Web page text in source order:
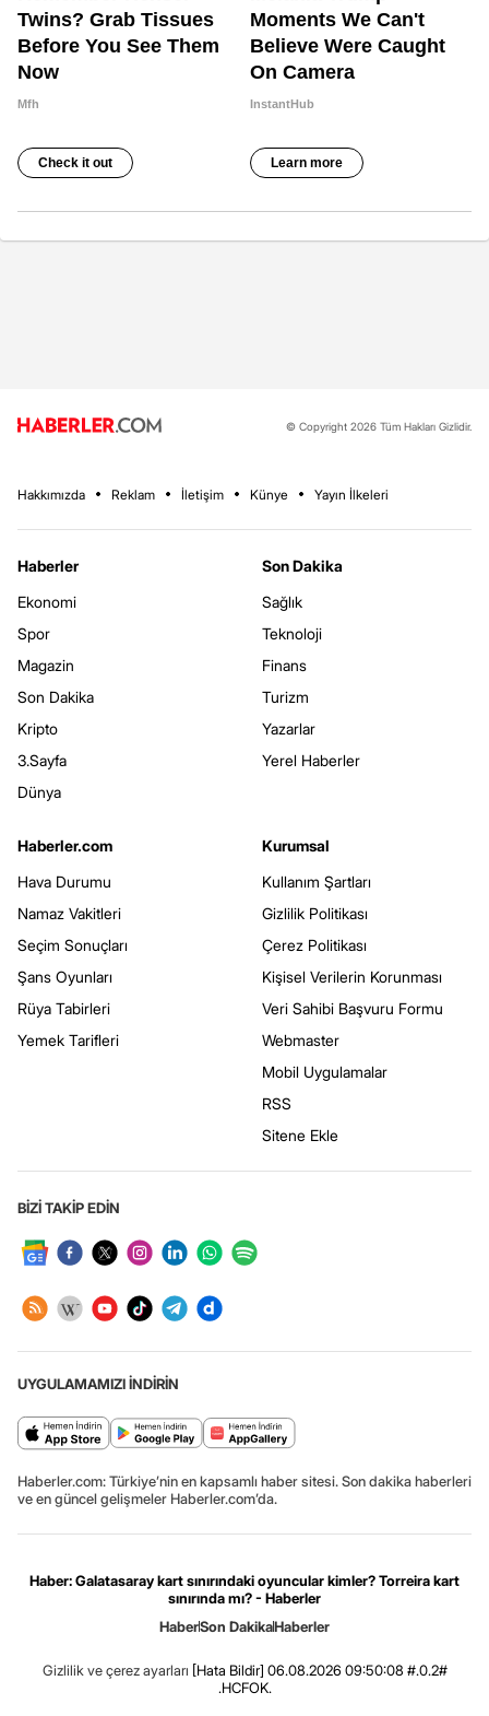
© Copyright 2026 Tüm Hakları Gizlidir.
Hakkımızda Reklam İletişim Künye Yayın İlkeleri
Haberler
Ekonomi
Spor
Magazin
Son Dakika
Kripto
3.Sayfa
Dünya
Son Dakika
Sağlık
Teknoloji
Finans
Turizm
Yazarlar
Yerel Haberler
Haberler.com
Hava Durumu
Namaz Vakitleri
Seçim Sonuçları
Şans Oyunları
Rüya Tabirleri
Yemek Tarifleri
Kurumsal
Kullanım Şartları
Gizlilik Politikası
Çerez Politikası
Kişisel Verilerin Korunması
Veri Sahibi Başvuru Formu
Webmaster
Mobil Uygulamalar
RSS
Sitene Ekle
BİZİ TAKİP EDİN
UYGULAMAMIZI İNDİRİN
Haberler.com: Türkiye’nin en kapsamlı haber sitesi. Son dakika haberleri
ve en güncel gelişmeler Haberler.com’da.
Haber: Galatasaray kart sınırındaki oyuncular kimler? Torreira kart
sınırında mı? - Haberler
HaberSon DakikaHaberler
Gizlilik ve çerez ayarları [Hata Bildir] 06.08.2026 09:50:08 #.0.2#
.HCFOK.